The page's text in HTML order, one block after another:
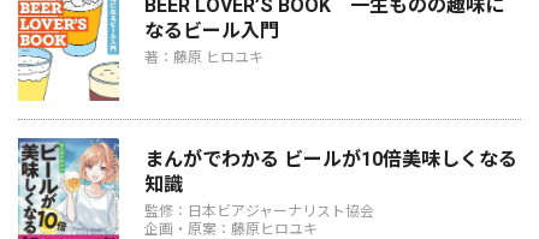
BEER LOVER’S BOOK 一生ものの趣味に
まんがでわかる ビールが10倍美味しくなる
知識